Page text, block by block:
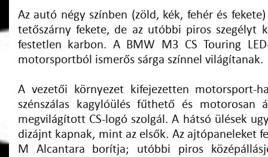
Az autó négy színben (zöld, kék, fehér és
tetőszárny fekete, de az utóbbi piros szegélyt
festetlen karbon. A BMW M3 CS Touring
motorsportból ismerős sárga színnel világítanak.
A vezetői környezet kifejezetten motorsport-
szénszálas kagylóülés fűthető és motorosan
megvilágított CS-logó szolgál. A hátsó ülések
dizájnt kapnak, mint az elsők. Az ajtópaneleket
M Alcantara borítja; utóbbi piros